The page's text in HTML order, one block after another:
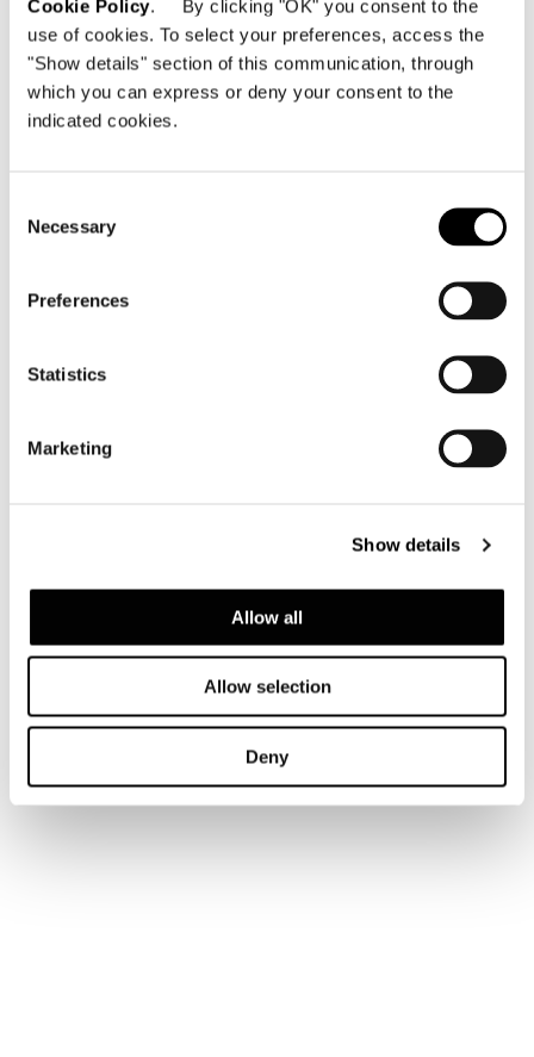
Cookie Policy. By clicking "OK" you consent to the
use of cookies. To select your preferences, access the
"Show details" section of this communication, through
which you can express or deny your consent to the
indicated cookies.
Selection
Necessary
Preferences
Statistics
Marketing
Show details
Allow all
Allow selection
Deny